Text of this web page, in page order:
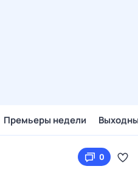
Премьеры недели
0